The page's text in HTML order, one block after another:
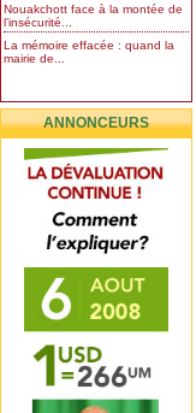
Nouakchott face à la montée de
l’insécurité...
La mémoire effacée : quand la
mairie de...
ANNONCEURS